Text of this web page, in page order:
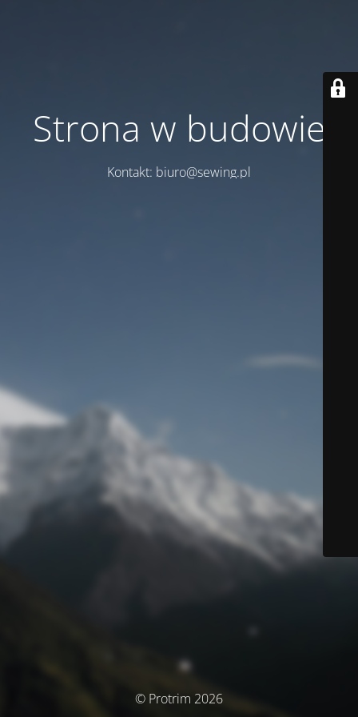
Strona w budowie
Kontakt: biuro@sewing.pl
© Protrim 2026